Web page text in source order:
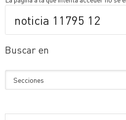
Buscar en